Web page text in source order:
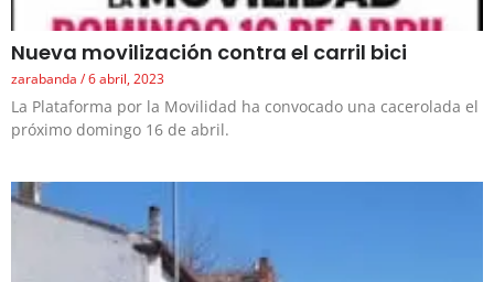
Nueva movilización contra el carril bici
zarabanda 6 abril, 2023
La Plataforma por la Movilidad ha convocado una cacerolada el
próximo domingo 16 de abril.